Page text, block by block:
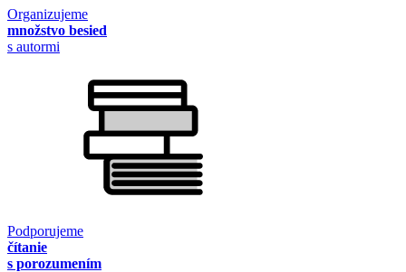
Organizujeme
množstvo besied
s autormi
Podporujeme
čítanie
s porozumením